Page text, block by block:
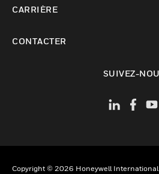
CARRIÈRE
CONTACTER
SUIVEZ-
Copyright © 2026 Honeywell